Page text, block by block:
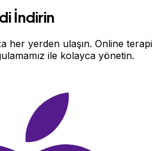
İndirin
her yerden ulaşın. Online terapi
ile kolayca yönetin.